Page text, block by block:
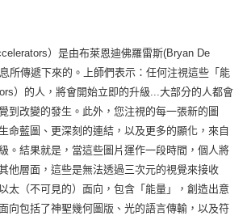
）是由布萊恩迪佛羅雷斯(Bryan De
所傳遞下來的。上師們表示：任何注視這些「能
）的人，將會開始立即的升級...大部分的人都會
到改變的發生。此外，您注視的每一張新的圖
命藍圖、更深刻的連結，以及更多的顯化，來自
。結果就是，當這些圖片運作一段時間，個人將
他層面，這些是無法透過三次元的視覺來接收
太（不可見的）面向，包含「能量」，創造出意
向包括了神聖幾何圖版、光的語言傳輸，以及符